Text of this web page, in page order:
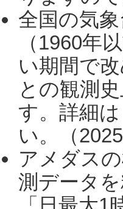
全国の気
（1960年
い期間で
との観測
す。詳細は
い。（
アメダス
測データ